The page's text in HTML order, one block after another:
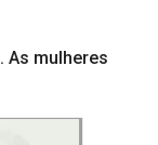
. As mulheres